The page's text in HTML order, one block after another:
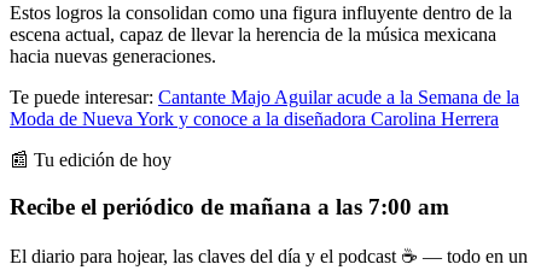
Estos logros la consolidan como una figura influyente dentro de la
escena actual, capaz de llevar la herencia de la música mexicana
hacia nuevas generaciones.
Te puede interesar: Cantante Majo Aguilar acude a la Semana de la
Moda de Nueva York y conoce a la diseñadora Carolina Herrera
📰 Tu edición de hoy
Recibe el periódico de mañana a las 7:00 am
El diario para hojear, las claves del día y el podcast ☕ — todo en un